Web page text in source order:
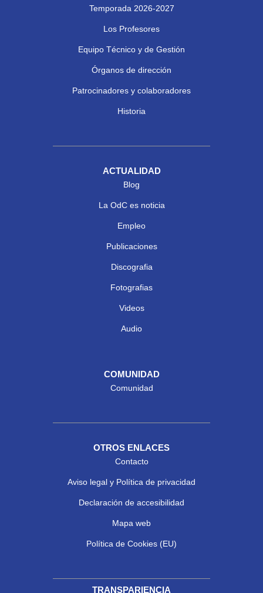
Temporada 2026-2027
Los Profesores
Equipo Técnico y de Gestión
Órganos de dirección
Patrocinadores y colaboradores
Historia
ACTUALIDAD
Blog
La OdC es noticia
Empleo
Publicaciones
Discografia
Fotografias
Videos
Audio
COMUNIDAD
Comunidad
OTROS ENLACES
Contacto
Aviso legal y Política de privacidad
Declaración de accesibilidad
Mapa web
Política de Cookies (EU)
TRANSPARIENCIA